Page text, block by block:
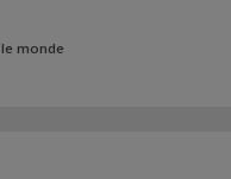
monde